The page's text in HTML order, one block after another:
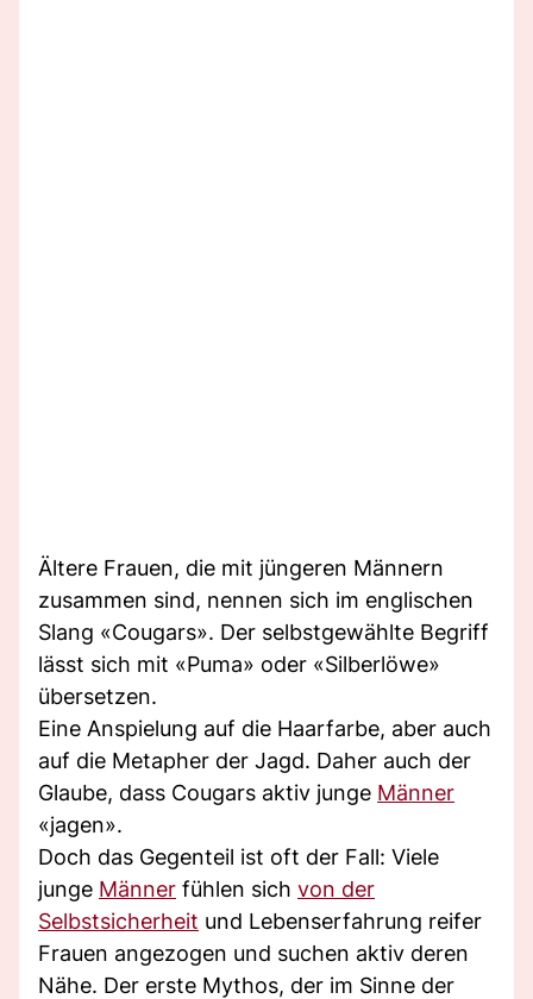
Ältere Frauen, die mit jüngeren Männern
zusammen sind, nennen sich im englischen
Slang «Cougars». Der selbstgewählte Begriff
lässt sich mit «Puma» oder «Silberlöwe»
übersetzen.
Eine Anspielung auf die Haarfarbe, aber auch
auf die Metapher der Jagd. Daher auch der
Glaube, dass Cougars aktiv junge Männer
«jagen».
Doch das Gegenteil ist oft der Fall: Viele
junge Männer fühlen sich von der
Selbstsicherheit und Lebenserfahrung reifer
Frauen angezogen und suchen aktiv deren
Nähe. Der erste Mythos, der im Sinne der